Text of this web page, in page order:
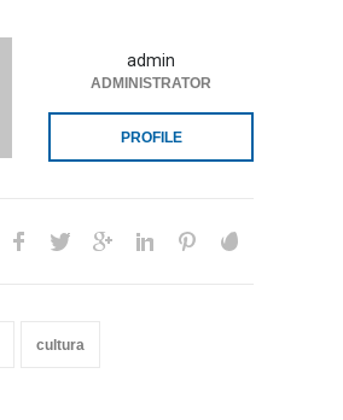
admin
ADMINISTRATOR
PROFILE
cultura